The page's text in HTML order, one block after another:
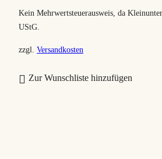
Kein Mehrwertsteuerausweis, da
UStG.
zzgl. Versandkosten
Zur Wunschliste hinzufügen